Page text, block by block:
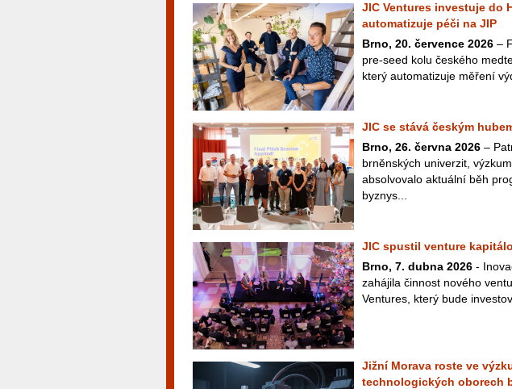
JIC Ventures investuje do
automatizuje péči na JIP
Brno, 20. července 2026 –
pre-seed kolu českého
který automatizuje měření
JIC se stává českým
Brno, 26. června 2026 –
brněnských univerzit,
absolvovalo aktuální běh
byznys...
JIC spustil venture
Brno, 7. dubna 2026 -
zahájila činnost nového
Ventures, který bude
Jižní Morava roste ve
technologických oborech